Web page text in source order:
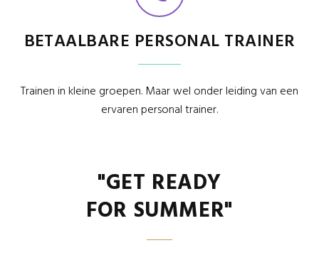
BETAALBARE PERSONAL TRAINER
Trainen in kleine groepen. Maar wel onder leiding van een
ervaren personal trainer.
"GET READY
FOR SUMMER"